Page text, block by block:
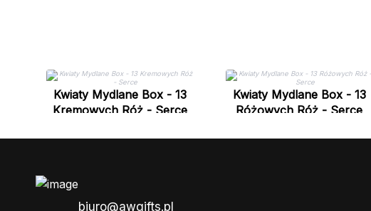
Kwiaty Mydlane Box - 13
Kremowych Róż - Serce
Kwiaty Mydlane Box - 13
Różowych Róż - Serce
biuro@awgifts.pl